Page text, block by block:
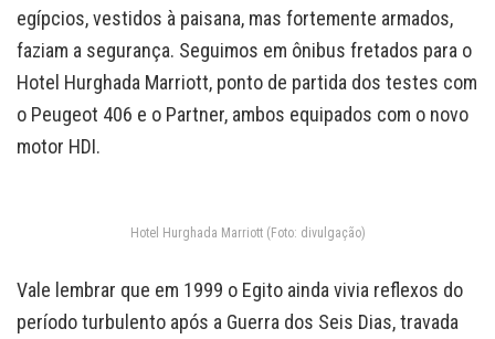
egípcios, vestidos à paisana, mas fortemente armados,
faziam a segurança. Seguimos em ônibus fretados para o
Hotel Hurghada Marriott, ponto de partida dos testes com
o Peugeot 406 e o Partner, ambos equipados com o novo
motor HDI.
Hotel Hurghada Marriott (Foto: divulgação)
Vale lembrar que em 1999 o Egito ainda vivia reflexos do
período turbulento após a Guerra dos Seis Dias, travada